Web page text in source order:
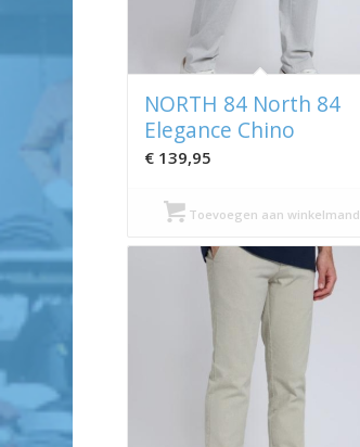
NORTH 84 North 84
Elegance Chino
€ 139,95
Toevoegen aan winkelmand